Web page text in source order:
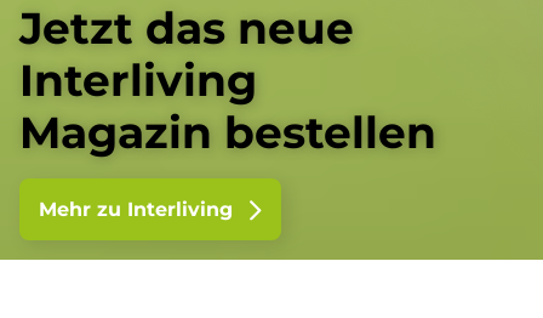
Jetzt das neue
Interliving
Magazin bestellen
Mehr zu Interliving